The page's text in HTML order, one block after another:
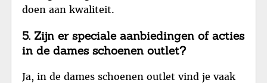
doen aan kwaliteit.
5. Zijn er speciale aanbiedingen of acties
in de dames schoenen outlet?
Ja, in de dames schoenen outlet vind je vaak